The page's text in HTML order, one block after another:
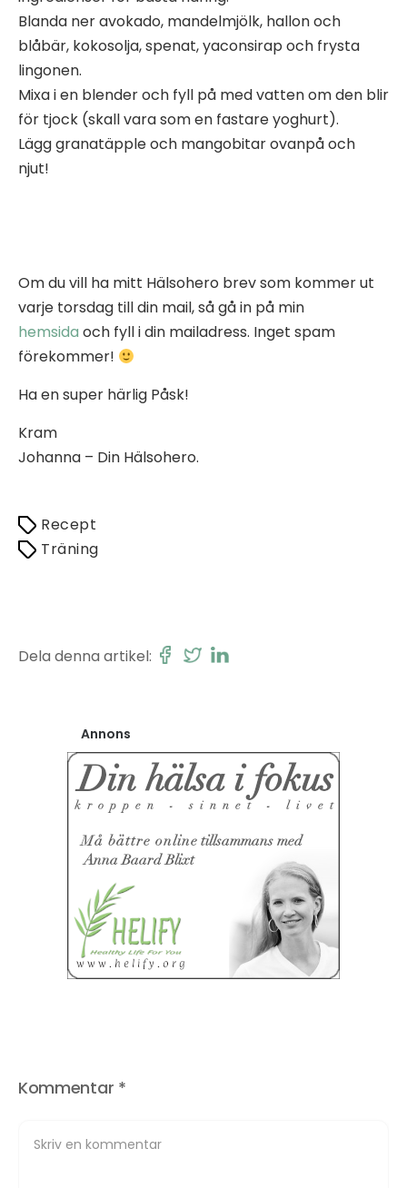
Blanda ner avokado, mandelmjölk, hallon och
blåbär, kokosolja, spenat, yaconsirap och frysta
lingonen.
Mixa i en blender och fyll på med vatten om den blir
för tjock (skall vara som en fastare yoghurt).
Lägg granatäpple och mangobitar ovanpå och
njut!
Om du vill ha mitt Hälsohero brev som kommer ut
varje torsdag till din mail, så gå in på min
hemsida och fyll i din mailadress. Inget spam
förekommer!
Ha en super härlig Påsk!
Kram
Johanna – Din Hälsohero.
Recept
Träning
Dela denna artikel:
Annons
Kommentar *